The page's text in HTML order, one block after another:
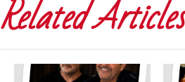
Related Articles